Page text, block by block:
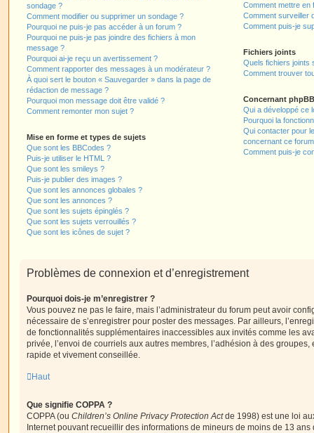
sondage ?
Comment modifier ou supprimer un sondage ?
Pourquoi ne puis-je pas accéder à un forum ?
Pourquoi ne puis-je pas joindre des fichiers à mon
message ?
Pourquoi ai-je reçu un avertissement ?
Comment rapporter des messages à un modérateur ?
À quoi sert le bouton « Sauvegarder » dans la page de
rédaction de message ?
Pourquoi mon message doit être validé ?
Comment remonter mon sujet ?
Mise en forme et types de sujets
Que sont les BBCodes ?
Puis-je utiliser le HTML ?
Que sont les smileys ?
Puis-je publier des images ?
Que sont les annonces globales ?
Que sont les annonces ?
Que sont les sujets épinglés ?
Que sont les sujets verrouillés ?
Que sont les icônes de sujet ?
Comment mettre en
Comment surveiller
Comment puis-je
Fichiers joints
Quels fichiers joints
Comment trouver
Concernant phpBB
Qui a développé ce
Pourquoi la
Qui contacter pour
concernant ce
Comment puis-je
Problèmes de connexion et d’enregistrement
Pourquoi dois-je m’enregistrer ?
Vous pouvez ne pas le faire, mais l’administrateur du forum peut avoir
nécessaire de s’enregistrer pour poster des messages. Par ailleurs,
de fonctionnalités supplémentaires inaccessibles aux invités comme les
privée, l’envoi de courriels aux autres membres, l’adhésion à des groupes,
rapide et vivement conseillée.
Haut
Que signifie COPPA ?
COPPA (ou Children’s Online Privacy Protection Actde 1998) est une loi
Internet pouvant recueillir des informations de mineurs de moins de 13